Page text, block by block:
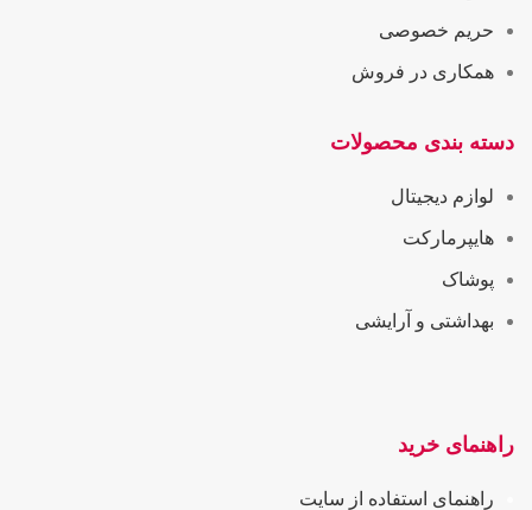
حریم خصوصی
همکاری در فروش
دسته بندی محصولات
لوازم دیجیتال
هایپرمارکت
پوشاک
بهداشتی و آرایشی
راهنمای خرید
راهنمای استفاده از سایت